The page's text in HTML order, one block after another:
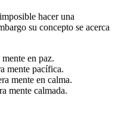
hacer una
su concepto se acerca
en paz.
mente pacífica.
mente en calma.
mente calmada.